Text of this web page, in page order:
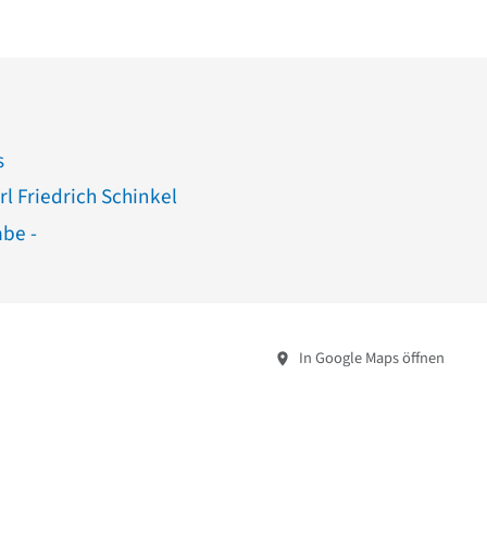
Friedrich Schinkel
-
In Google Maps öffnen